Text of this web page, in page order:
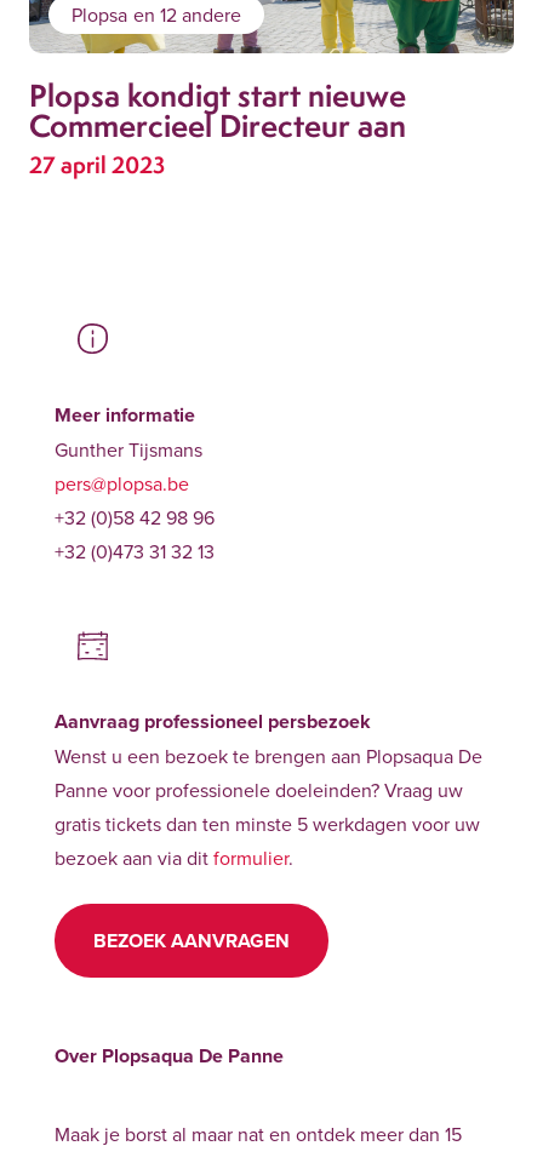
Plopsa en 12 andere
Plopsa kondigt start nieuwe
Commercieel Directeur aan
27 april 2023
Meer informatie
Gunther Tijsmans
pers@plopsa.be
+32 (0)58 42 98 96
+32 (0)473 31 32 13
Aanvraag professioneel persbezoek
Wenst u een bezoek te brengen aan Plopsaqua De
Panne voor professionele doeleinden? Vraag uw
gratis tickets dan ten minste 5 werkdagen voor uw
bezoek aan via ditformulier.
BEZOEK AANVRAGEN
Over Plopsaqua De Panne
Maak je borst al maar nat en ontdek meer dan 15